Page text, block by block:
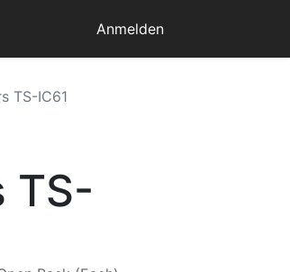
Anmelden
TS-IC61
TS-